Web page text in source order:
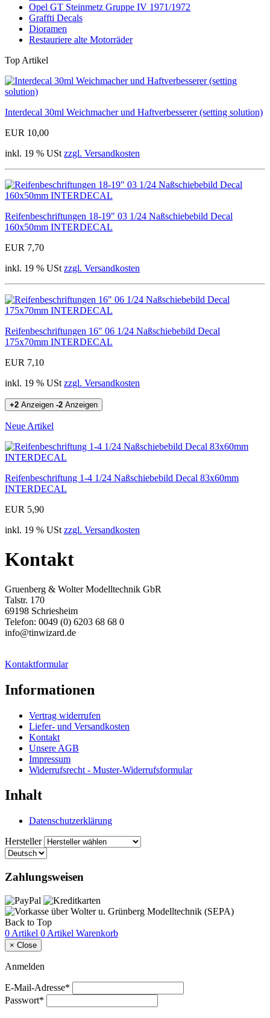
Opel GT Steinmetz Gruppe IV 1971/1972
Graffti Decals
Dioramen
Restauriere alte Motorräder
Top Artikel
Interdecal 30ml Weichmacher und Haftverbesserer (setting solution)
EUR 10,00
inkl. 19 % USt zzgl. Versandkosten
Reifenbeschriftungen 18-19" 03 1/24 Naßschiebebild Decal
160x50mm INTERDECAL
EUR 7,70
inkl. 19 % USt zzgl. Versandkosten
Reifenbeschriftungen 16" 06 1/24 Naßschiebebild Decal
175x70mm INTERDECAL
EUR 7,10
inkl. 19 % USt zzgl. Versandkosten
+2 Anzeigen -2 Anzeigen
Neue Artikel
Reifenbeschriftung 1-4 1/24 Naßschiebebild Decal 83x60mm
INTERDECAL
EUR 5,90
inkl. 19 % USt zzgl. Versandkosten
Kontakt
Gruenberg & Wolter Modelltechnik GbR
Talstr. 170
69198 Schriesheim
Telefon: 0049 (0) 6203 68 68 0
info@tinwizard.de
Kontaktformular
Informationen
Vertrag widerrufen
Liefer- und Versandkosten
Kontakt
Unsere AGB
Impressum
Widerrufsrecht - Muster-Widerrufsformular
Inhalt
Datenschutzerklärung
Hersteller
Zahlungsweisen
Back to Top
0 Artikel 0 Artikel Warenkorb
× Close
Anmelden
E-Mail-Adresse*
Passwort*